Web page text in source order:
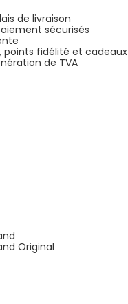
de livraison
sécurisés
points fidélité et cadeaux
de TVA
Original